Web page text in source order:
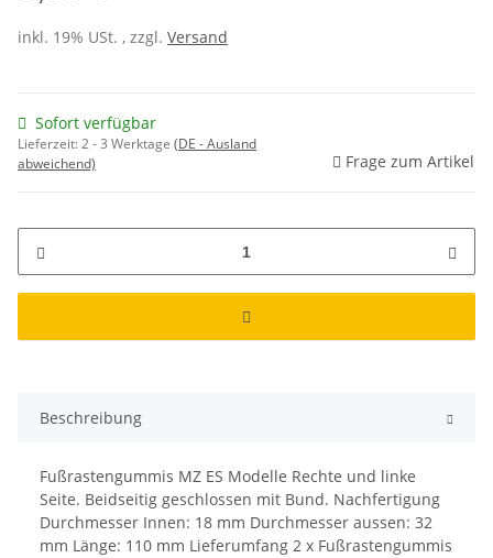
inkl. 19% USt. , zzgl. Versand
Sofort verfügbar
Lieferzeit:2 - 3 Werktage (DE - Ausland
abweichend)
Frage zum Artikel
Beschreibung
Fußrastengummis MZ ES Modelle Rechte und linke
Seite. Beidseitig geschlossen mit Bund. Nachfertigung
Durchmesser Innen: 18 mm Durchmesser aussen: 32
mm Länge: 110 mm Lieferumfang 2 x Fußrastengummis